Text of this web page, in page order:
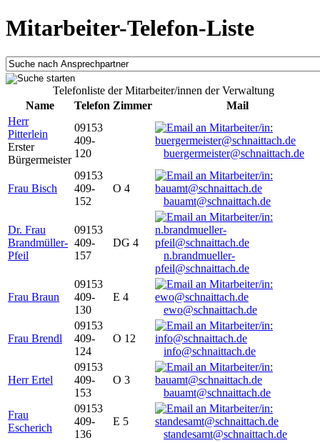
Mitarbeiter-Telefon-Liste
Telefonliste der Mitarbeiter/innen der Verwaltung
Name
Telefon Zimmer
Mail
Herr
Pitterlein
Erster
Bürgermeister
09153
409-
120
buergermeister@schnaittach.de
Frau Bisch
09153
409-
152
O 4
bauamt@schnaittach.de
Dr. Frau
Brandmüller-
Pfeil
09153
409-
157
DG 4
n.brandmueller-
pfeil@schnaittach.de
Frau Braun
09153
409-
130
E 4
ewo@schnaittach.de
Frau Brendl
09153
409-
124
O 12
info@schnaittach.de
Herr Ertel
09153
409-
153
O 3
bauamt@schnaittach.de
Frau
Escherich
09153
409-
136
E 5
standesamt@schnaittach.de